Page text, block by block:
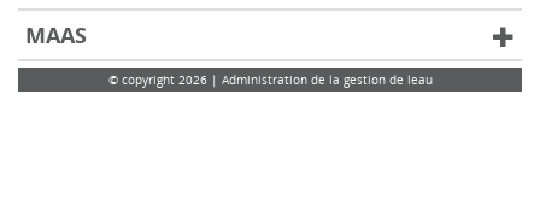
MAAS
© copyright 2026 | Administration de la gestion de leau